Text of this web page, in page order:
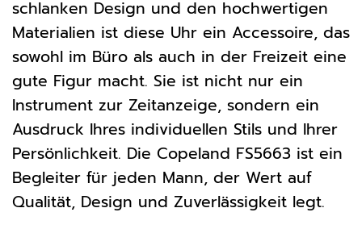
schlanken Design und den hochwertigen
Materialien ist diese Uhr ein Accessoire, das
sowohl im Büro als auch in der Freizeit eine
gute Figur macht. Sie ist nicht nur ein
Instrument zur Zeitanzeige, sondern ein
Ausdruck Ihres individuellen Stils und Ihrer
Persönlichkeit. Die Copeland FS5663 ist ein
Begleiter für jeden Mann, der Wert auf
Qualität, Design und Zuverlässigkeit legt.